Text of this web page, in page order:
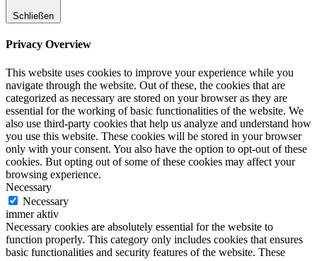
Schließen
Privacy Overview
This website uses cookies to improve your experience while you
navigate through the website. Out of these, the cookies that are
categorized as necessary are stored on your browser as they are
essential for the working of basic functionalities of the website. We
also use third-party cookies that help us analyze and understand how
you use this website. These cookies will be stored in your browser
only with your consent. You also have the option to opt-out of these
cookies. But opting out of some of these cookies may affect your
browsing experience.
Necessary
Necessary
immer aktiv
Necessary cookies are absolutely essential for the website to
function properly. This category only includes cookies that ensures
basic functionalities and security features of the website. These